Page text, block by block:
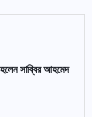
সাব্বির আহমেদ